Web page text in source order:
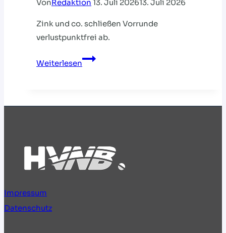
VonRedaktion 13. Juli 202613. Juli 2026
Zink und co. schließen Vorrunde
verlustpunktfrei ab.
Weiterlesen
U20
Impressum
Datenschutz